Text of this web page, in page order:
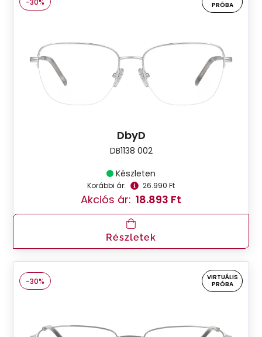
-30%
PRÓBA
DbyD
DB1138 002
Készleten
Korábbi ár: 26.990 Ft
Akciós ár: 18.893 Ft
Részletek
-30%
VIRTUÁLIS
PRÓBA